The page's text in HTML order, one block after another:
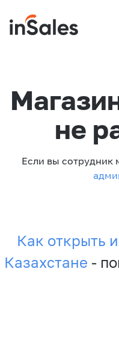
не
Если вы сотрудник
Как открыть
Казахстане -